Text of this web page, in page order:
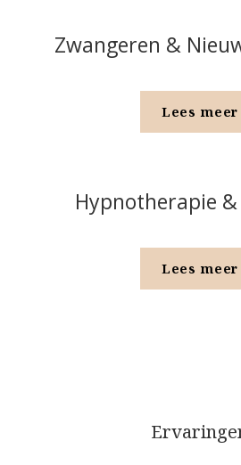
Zwangeren &
Lees meer
Hypnotherapie
Lees meer